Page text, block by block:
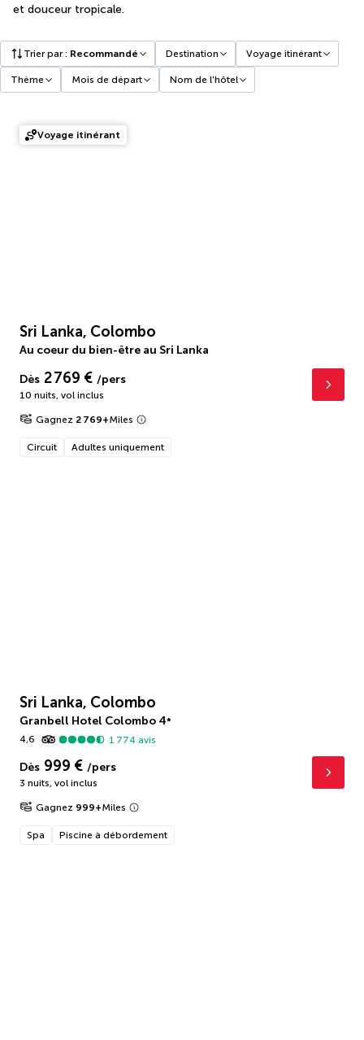
et douceur tropicale.
Trier par: Recommandé Destination Voyage itinérant
Thème Mois de départ Nom de l'hôtel
Voyage itinérant
Sri Lanka, Colombo
Au coeur du bien-être au Sri Lanka
Dès 2 769 € /pers
10 nuits, vol inclus
Gagnez 2 769+Miles
Circuit Adultes uniquement
Sri Lanka, Colombo
Granbell Hotel Colombo 4*
4,6
1 774 avis
Dès 999 € /pers
3 nuits, vol inclus
Gagnez 999+Miles
Spa Piscine à débordement